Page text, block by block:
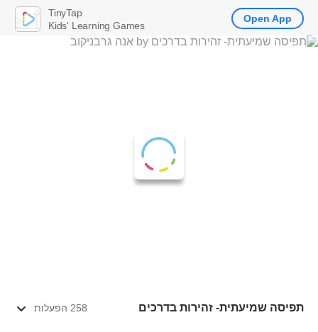
תפיסה שמיעתית- זהירות בדרכים 258 הפעלות
TinyTap
Kids' Learning Games
Open App